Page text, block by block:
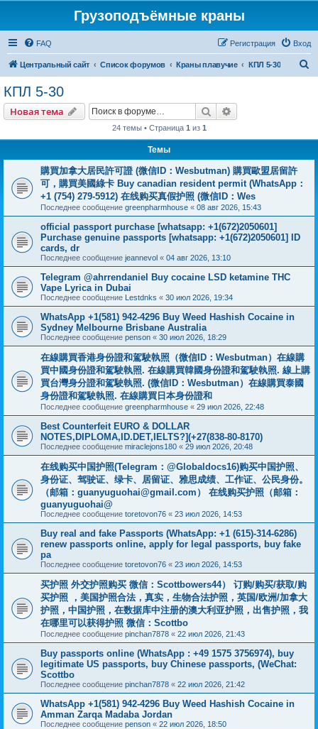
Грузоподъёмные краны
FAQ Вход
Регистрация
Центральный сайт Список форумов Краны плавучие КПЛ 5-30
КПЛ 5-30
Новая тема Поиск
24 темы • Страница 1 из 1
Темы
購買加拿大居民許可證 (微信ID：Wesbutman) 購買歐盟居留許
可，購買美國綠卡 Buy canadian resident permit (WhatsApp：
+1 (754) 279-5912) 在线购买真假护照 (微信ID：Wes
Последнее сообщение greenpharmhouse « 08 авг 2026, 15:43
official passport purchase [whatsapp: +1(672)2050601]
Purchase genuine passports [whatsapp: +1(672)2050601] ID
cards, dr
Последнее сообщение jeannevol « 04 авг 2026, 13:10
Telegram @ahrrendaniel Buy cocaine LSD ketamine THC
Vape Lyrica in Dubai
Последнее сообщение Lestdnks « 30 июл 2026, 19:34
WhatsApp +1(581) 942-4296 Buy Weed Hashish Cocaine in
Sydney Melbourne Brisbane Australia
Последнее сообщение penson « 30 июл 2026, 18:29
在線購買香港身份證和駕駛執照（微信ID：Wesbutman）在線購
買中國身份證和駕駛執照. 在線購買韓國身份證和駕駛執照. 線上購
買台灣身分證和駕駛執照. (微信ID：Wesbutman）在線購買泰國
身份證和駕駛執照. 在線購買日本身份證和
Последнее сообщение greenpharmhouse « 29 июл 2026, 22:48
Best Counterfeit EURO & DOLLAR
NOTES,DIPLOMA,ID.DET,IELTS?](+27(838-80-8170)
Последнее сообщение miraclejons180 « 29 июл 2026, 20:48
在线购买中国护照(Telegram：@Globaldocs16)购买中国护照、
身份证、驾驶证、绿卡、居留证、雅思成绩、工作证、公民身份。
（邮箱： guanyuguohai@gmail.com ） 在线购买护照（邮箱：
guanyuguohai@
Последнее сообщение toretovon76 « 23 июл 2026, 14:53
Buy real and fake Passports (WhatsApp: +1 (615)-314-6286)
renew passports online, apply for legal passports, buy fake
pa
Последнее сообщение toretovon76 « 23 июл 2026, 14:53
买护照 外交护照购买 微信：Scottbowers44） 订购/购买/获取/购
买护照 ，美国护照合法，真实，生物合法护照，英国/欧洲/加拿大
护照，中国护照，在数据库中注册的澳大利亚护照，出售护照，我
在哪里可以获得护照 微信：Scottbo
Последнее сообщение pinchan7878 « 22 июл 2026, 21:43
Buy passports online (WhatsApp : +49 1575 3756974), buy
legitimate US passports, buy Chinese passports, (WeChat:
Scottbo
Последнее сообщение pinchan7878 « 22 июл 2026, 21:42
WhatsApp +1(581) 942-4296 Buy Weed Hashish Cocaine in
Amman Zarqa Madaba Jordan
Последнее сообщение penson « 22 июл 2026, 18:50